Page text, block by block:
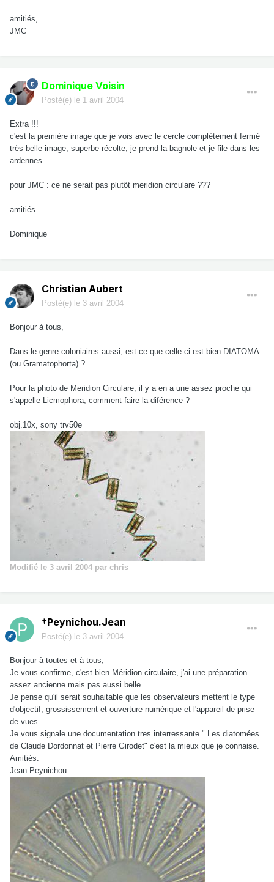
amitiés,
JMC
Dominique Voisin
Posté(e) le 1 avril 2004
Extra !!!
c'est la première image que je vois avec le cercle complètement fermé
très belle image, superbe récolte, je prend la bagnole et je file dans les
ardennes....
pour JMC : ce ne serait pas plutôt meridion circulare ???
amitiés
Dominique
Christian Aubert
Posté(e) le 3 avril 2004
Bonjour à tous,
Dans le genre coloniaires aussi, est-ce que celle-ci est bien DIATOMA
(ou Gramatophorta) ?
Pour la photo de Meridion Circulare, il y a en a une assez proche qui
s'appelle Licmophora, comment faire la diférence ?
obj.10x, sony trv50e
Modifié le 3 avril 2004 par chris
†Peynichou.Jean
Posté(e) le 3 avril 2004
Bonjour à toutes et à tous,
Je vous confirme, c'est bien Méridion circulaire, j'ai une préparation
assez ancienne mais pas aussi belle.
Je pense qu'il serait souhaitable que les observateurs mettent le type
d'objectif, grossissement et ouverture numérique et l'appareil de prise
de vues.
Je vous signale une documentation tres interressante " Les diatomées
de Claude Dordonnat et Pierre Girodet" c'est la mieux que je connaise.
Amitiés.
Jean Peynichou